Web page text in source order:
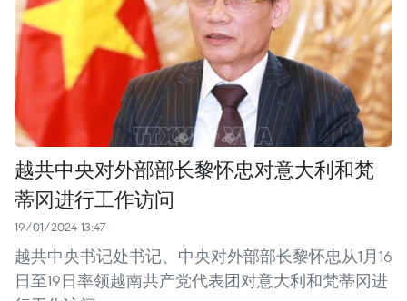
越共中央对外部部长黎怀忠对意大利和梵
蒂冈进行工作访问
19/01/2024 13:47
越共中央书记处书记、中央对外部部长黎怀忠从1月16
日至19日率领越南共产党代表团对意大利和梵蒂冈进